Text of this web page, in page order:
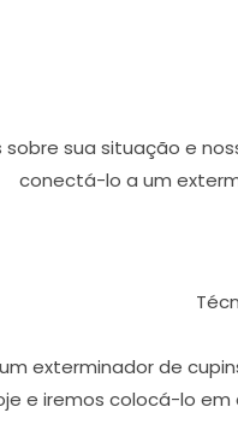
sua situação e
conectá-lo a um
exterminador de
e iremos colocá-lo